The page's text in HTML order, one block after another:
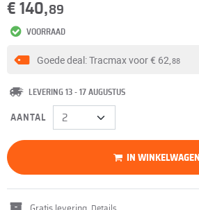
€ 140,89
VOORRAAD
Goede deal: Tracmax voor€ 62,88
LEVERING 13 - 17 AUGUSTUS
AANTAL
IN WINKELWAGEN